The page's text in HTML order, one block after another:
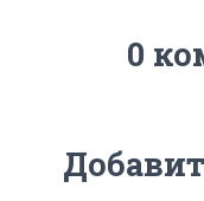
0